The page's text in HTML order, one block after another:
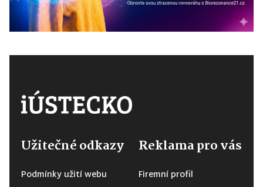
Užitečné odkazy
Podmínky užití webu
Reklama pro vás
Firemní profil